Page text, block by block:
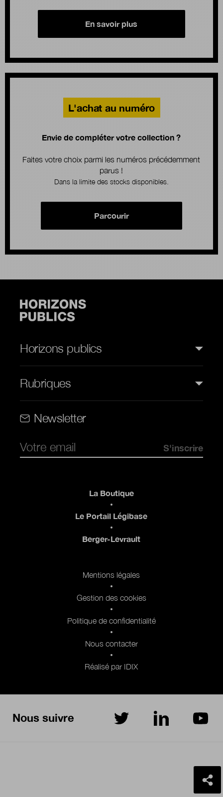
En savoir plus
L'achat au numéro
Envie de compléter votre collection ?
Faites votre choix parmi les numéros précédemment
parus !
Dans la limite des stocks disponibles.
Parcourir
Horizons publics
Rubriques
Newsletter
Nous suivre sur Twitter sur LinkedInsur
La Boutique
Le Portail Légibase
Berger-Levrault
Mentions légales
Gestion des cookies
Politique de confidentialité
Nous contacter
Réalisé par IDIX